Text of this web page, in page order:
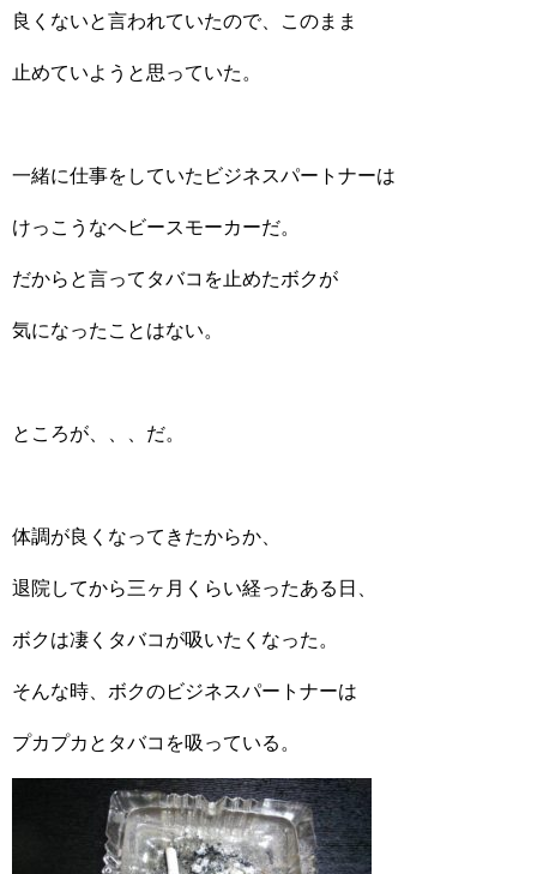
良くないと言われていたので、このまま
止めていようと思っていた。
一緒に仕事をしていたビジネスパートナーは
けっこうなヘビースモーカーだ。
だからと言ってタバコを止めたボクが
気になったことはない。
ところが、、、だ。
体調が良くなってきたからか、
退院してから三ヶ月くらい経ったある日、
ボクは凄くタバコが吸いたくなった。
そんな時、ボクのビジネスパートナーは
プカプカとタバコを吸っている。